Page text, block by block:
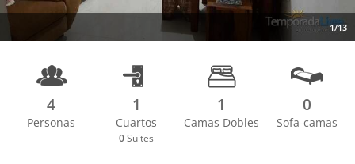
1/13
4
Personas
1
Cuartos
0 Suites
1
Camas Dobles
0
Sofa-camas